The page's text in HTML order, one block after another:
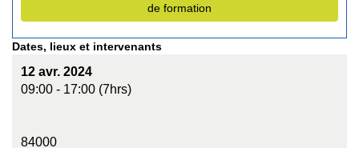
de formation
Dates, lieux et intervenants
12 avr. 2024
09:00 - 17:00 (7hrs)
84000